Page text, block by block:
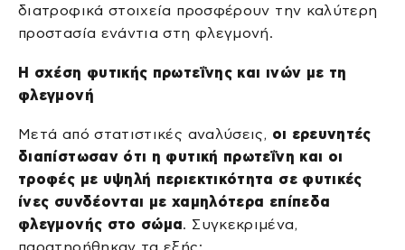
διατροφικά στοιχεία προσφέρουν την καλύτερη
προστασία ενάντια στη φλεγμονή.
Η σχέση φυτικής πρωτεΐνης και ινών με τη
φλεγμονή
Μετά από στατιστικές αναλύσεις, οι ερευνητές
διαπίστωσαν ότι η φυτική πρωτεΐνη και οι
τροφές με υψηλή περιεκτικότητα σε φυτικές
ίνες συνδέονται με χαμηλότερα επίπεδα
φλεγμονής στο σώμα. Συγκεκριμένα,
παρατηρήθηκαν τα εξής: